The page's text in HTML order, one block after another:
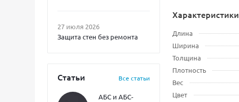
27 июля 2026
Защита стен без ремонта
Статьи Все статьи
АБС и АБС-
Характеристики
Длина
Ширина
Толщина
Плотность
Вес
Цвет